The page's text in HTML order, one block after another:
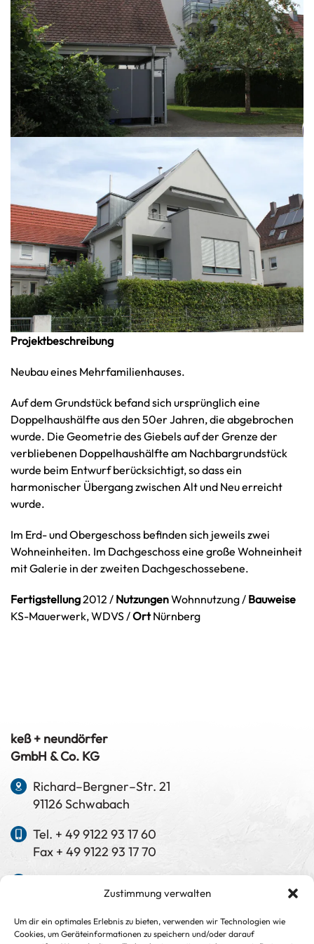
Zustimmung verwalten
Um dir ein optimales Erlebnis zu bieten, verwenden wir Technologien wie
Cookies, um Geräteinformationen zu speichern und/oder darauf
Projektbeschreibung
Neubau eines Mehrfamilienhauses.
Auf dem Grundstück befand sich ursprünglich eine
Doppelhaushälfte aus den 50er Jahren, die abgebrochen
wurde. Die Geometrie des Giebels auf der Grenze der
verbliebenen Doppelhaushälfte am Nachbargrundstück
wurde beim Entwurf berücksichtigt, so dass ein
harmonischer Übergang zwischen Alt und Neu erreicht
wurde.
Im Erd- und Obergeschoss befinden sich jeweils zwei
Wohneinheiten. Im Dachgeschoss eine große Wohneinheit
mit Galerie in der zweiten Dachgeschossebene.
Fertigstellung2012 / NutzungenWohnnutzung / Bauweise
KS-Mauerwerk, WDVS /OrtNürnberg
keß + neundörfer
GmbH & Co. KG
Richard–Bergner–Str. 21
91126 Schwabach
Tel. + 49 9122 93 17 60
Fax + 49 9122 93 17 70
www.kess-neundoerfer.de
Manuela Keß